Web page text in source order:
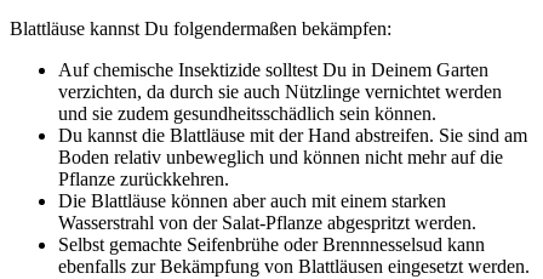
Blattläuse kannst Du folgendermaßen bekämpfen:
Auf chemische Insektizide solltest Du in Deinem Garten
verzichten, da durch sie auch Nützlinge vernichtet werden
und sie zudem gesundheitsschädlich sein können.
Du kannst die Blattläuse mit der Hand abstreifen. Sie sind am
Boden relativ unbeweglich und können nicht mehr auf die
Pflanze zurückkehren.
Die Blattläuse können aber auch mit einem starken
Wasserstrahl von der Salat-Pflanze abgespritzt werden.
Selbst gemachte Seifenbrühe oder Brennnesselsud kann
ebenfalls zur Bekämpfung von Blattläusen eingesetzt werden.